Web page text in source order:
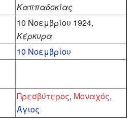
Καππαδοκίας
10 Νοεμβρίου 1924,
Κέρκυρα
10 Νοεμβρίου
Πρεσβύτερος, Μοναχός,
Άγιος